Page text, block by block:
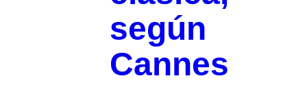
según
Cannes